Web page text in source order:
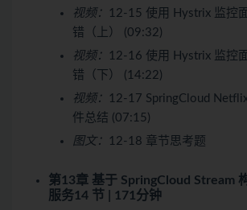
视频：
12-15 使用 Hystrix 监控
错（上） (09:32)
视频：
12-16 使用 Hystrix 监控
错（下） (14:22)
视频：
12-17 SpringCloud
件总结 (07:15)
图文：
12-18 章节思考题
第13章 基于 SpringCloud Stream
服务14 节 | 171分钟